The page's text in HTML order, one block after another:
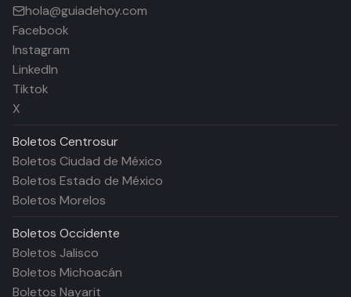
hola@guiadehoy.com
Facebook
Instagram
LinkedIn
Tiktok
X
Boletos Centrosur
Boletos Ciudad de México
Boletos Estado de México
Boletos Morelos
Boletos Occidente
Boletos Jalisco
Boletos Michoacán
Boletos Nayarit